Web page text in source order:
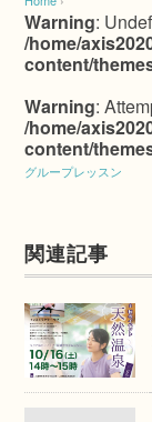
Warning:
/home/
content/
Warning:
/home/
content/
グループレッスン
関連記事